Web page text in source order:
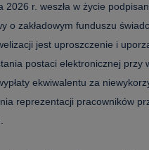
2026 r. weszła w życie
o zakładowym funduszu
jest uproszczenie i
postaci elektronicznej przy
ekwiwalentu za
reprezentacji pracowników